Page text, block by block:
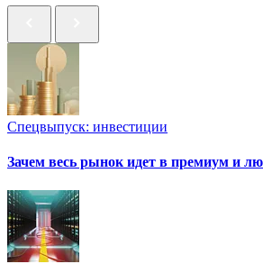
Спецвыпуск: инвестиции
Зачем весь рынок идет в премиум и